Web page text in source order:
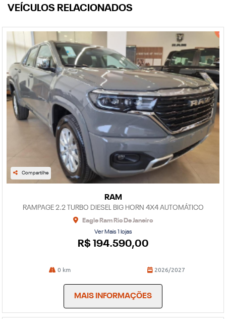
VEÍCULOS RELACIONADOS
Compartilhe
RAM
RAMPAGE 2.2 TURBO DIESEL BIG HORN 4X4 AUTOMÁTICO
Eagle Ram Rio De Janeiro
Ver Mais 1 lojas
R$ 194.590,00
0 km 2026/2027
MAIS INFORMAÇÕES